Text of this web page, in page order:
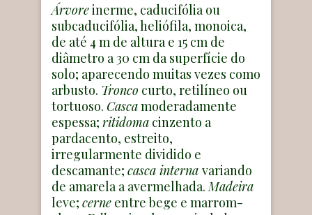
Árvoreinerme, caducifólia ou
subcaducifólia, heliófila, monoica,
de até 4 m de altura e 15 cm de
diâmetro a 30 cm da superfície do
solo; aparecendo muitas vezes como
arbusto. Tronco curto, retilíneo ou
tortuoso. Cascamoderadamente
espessa; ritidoma cinzento a
pardacento, estreito,
irregularmente dividido e
descamante; casca interna variando
de amarela a avermelhada. Madeira
leve; cerne entre bege e marrom-